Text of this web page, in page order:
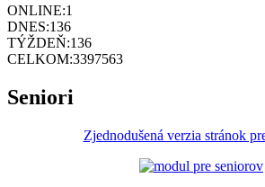
ONLINE:1
DNES:136
TÝŽDEŇ:136
CELKOM:3397563
Seniori
Zjednodušená verzia stránok